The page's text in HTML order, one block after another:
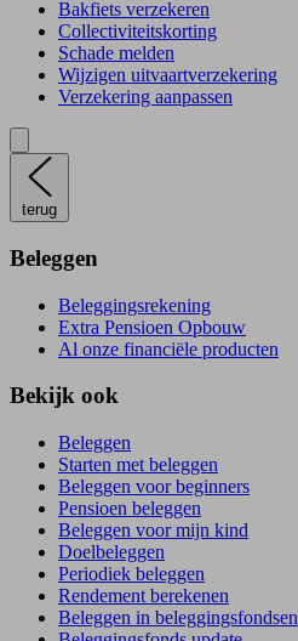
Bakfiets verzekeren
Collectiviteitskorting
Schade melden
Wijzigen uitvaartverzekering
Verzekering aanpassen
terug
Beleggen
Beleggingsrekening
Extra Pensioen Opbouw
Al onze financiële producten
Bekijk ook
Beleggen
Starten met beleggen
Beleggen voor beginners
Pensioen beleggen
Beleggen voor mijn kind
Doelbeleggen
Periodiek beleggen
Rendement berekenen
Beleggen in beleggingsfondsen